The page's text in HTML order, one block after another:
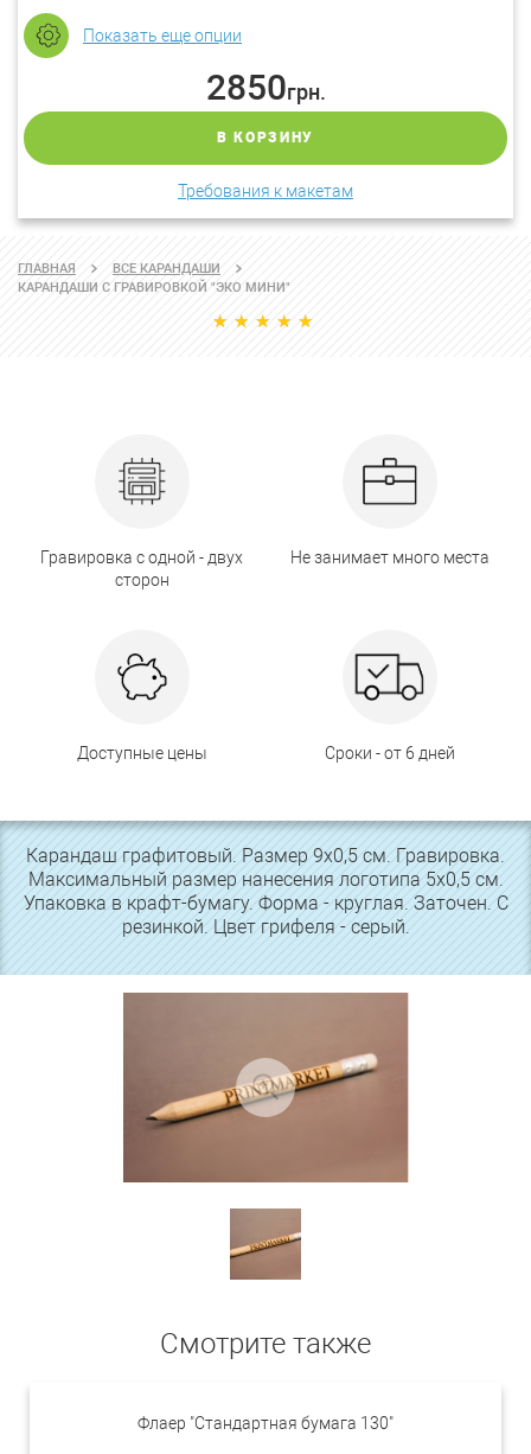
Показать еще опции
2850грн.
В КОРЗИНУ
Требования к макетам
ГЛАВНАЯ
ВСЕ КАРАНДАШИ
КАРАНДАШИ С ГРАВИРОВКОЙ "ЭКО МИНИ"
Гравировка с одной - двух
сторон
Не занимает много места
Доступные цены Сроки - от 6 дней
Карандаш графитовый. Размер 9х0,5 см. Гравировка.
Максимальный размер нанесения логотипа 5х0,5 см.
Упаковка в крафт-бумагу. Форма - круглая. Заточен. С
резинкой. Цвет грифеля - серый.
Смотрите также
Флаер "Стандартная бумага 130"